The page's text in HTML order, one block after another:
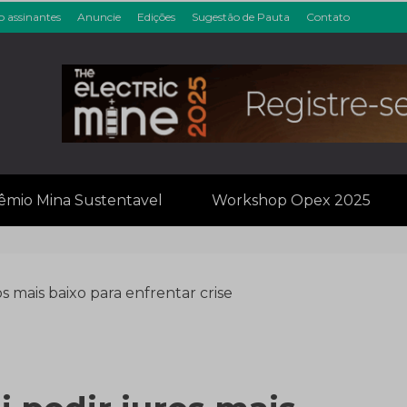
assinantes Anuncie Edições Sugestão de Pauta Contato
&
Mina Sustentavel Workshop Opex 2025
mais baixo para enfrentar crise